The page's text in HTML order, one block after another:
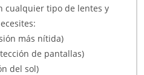
cualquier tipo de lentes y
más nítida)
de pantallas)
del sol)